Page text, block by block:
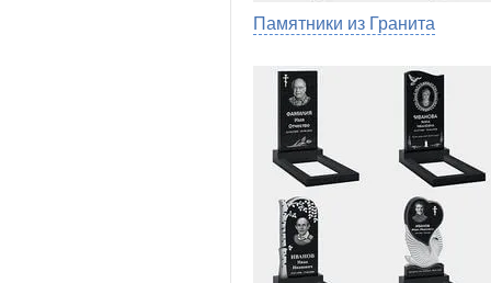
Памятники из Гранита